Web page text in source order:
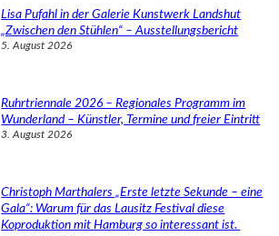
Lisa Pufahl in der Galerie Kunstwerk Landshut
„Zwischen den Stühlen“ – Ausstellungsbericht
5. August 2026
Ruhrtriennale 2026 – Regionales Programm im
Wunderland – Künstler, Termine und freier Eintritt
3. August 2026
Christoph Marthalers „Erste letzte Sekunde – eine
Gala“: Warum für das Lausitz Festival diese
Koproduktion mit Hamburg so interessant ist.